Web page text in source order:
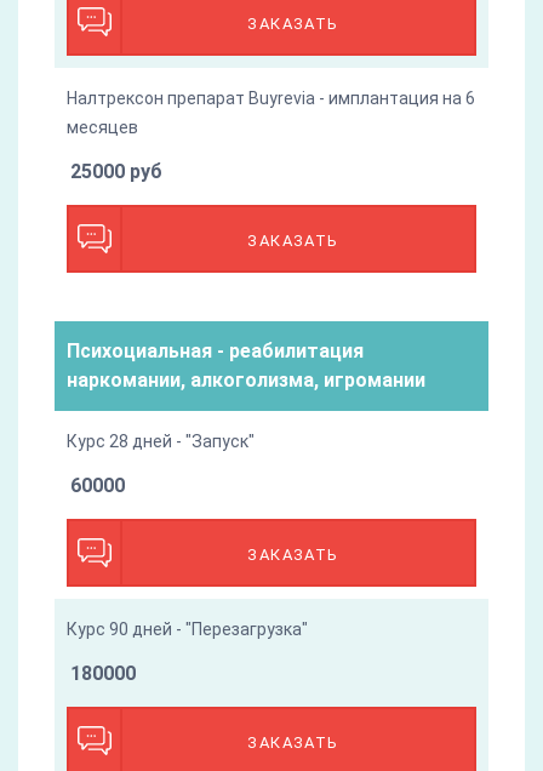
ЗАКАЗАТЬ
Налтрексон препарат Buyrevia - имплантация на 6
месяцев
ЗАКАЗАТЬ
25000 руб
Психоциальная - реабилитация
наркомании, алкоголизма, игромании
Курс 28 дней - "Запуск"
ЗАКАЗАТЬ
60000
Курс 90 дней - "Перезагрузка"
ЗАКАЗАТЬ
180000